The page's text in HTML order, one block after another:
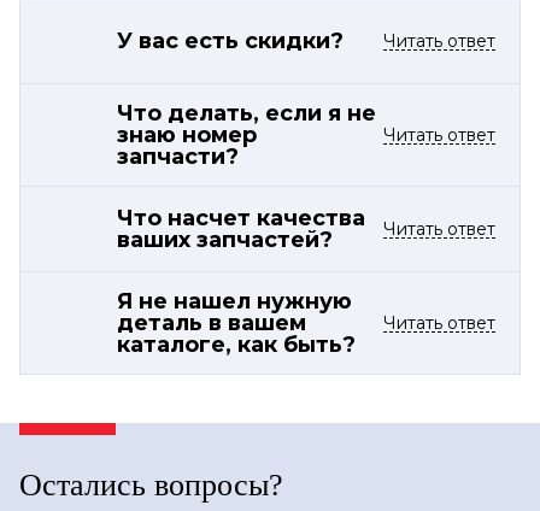
У вас есть скидки? Читать ответ
Что делать, если я не
знаю номер
запчасти?
Читать ответ
Что насчет качества
ваших запчастей?
Читать ответ
Я не нашел нужную
деталь в вашем
каталоге, как быть?
Читать ответ
Остались вопросы?